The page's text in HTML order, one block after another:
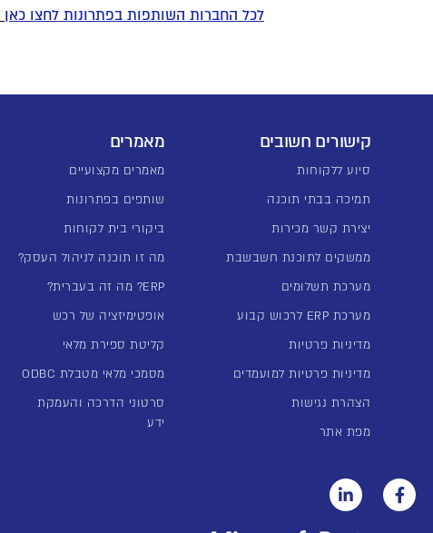
לכל החברות השותפות בפתרונות לחצו כאן
קישורים חשובים
סיוע ללקוחות
תמיכה בבתי תוכנה
יצירת קשר מכירות
ממשקים לתוכנת חשבשבת
מערכת תשלומים
מערכת ERP לרכוש קבוע
מדיניות פרטיות
מדיניות פרטיות למועמדים
הצהרת נגישות
מפת אתר
מאמרים
מאמרים מקצועיים
שותפים בפתרונות
ביקורי בית לקוחות
מה זו תוכנה לניהול העסק?
ERP? מה זה בעברית?
אופטימיזציה של רכש
קליטת ספירת מלאי
מסמכי מלאי מטבלת ODBC
סרטוני הדרכה והעמקת
ידע